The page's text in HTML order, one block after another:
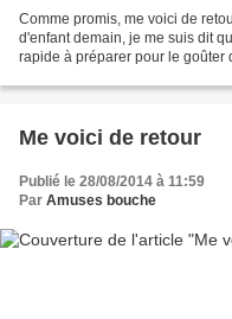
Comme promis, me voici de
d'enfant demain, je me suis dit
rapide à préparer pour le goûter
Me voici de retour
Publié le 28/08/2014 à 11:59
Par Amuses bouche